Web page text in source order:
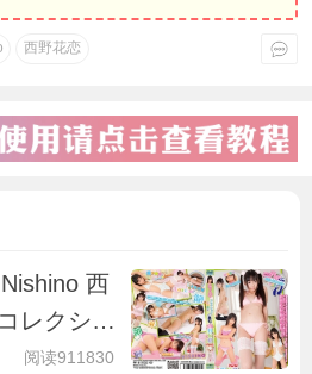
西野花恋
西
レクショ
阅读911830